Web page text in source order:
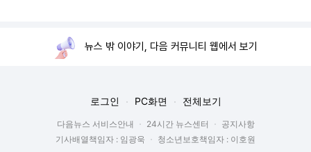
뉴스 밖 이야기, 다음 커뮤니티 웹에서 보기
로그인 PC화면 전체보기
다음뉴스 서비스안내 24시간 뉴스센터
공지사항
기사배열책임자 : 임광욱
청소년보호책임자 : 이호원